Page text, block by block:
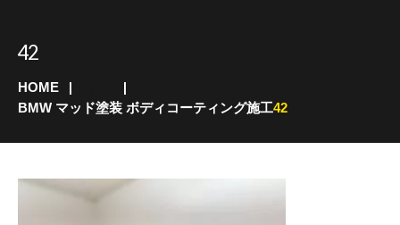
42
HOME
BMW マッド塗装 ボディコーティング施工42